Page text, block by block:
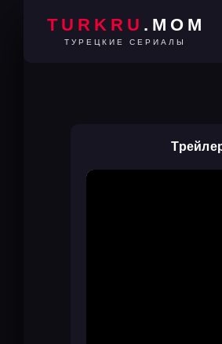
TURKRU .MOM
ТУРЕЦКИЕ СЕРИАЛЫ